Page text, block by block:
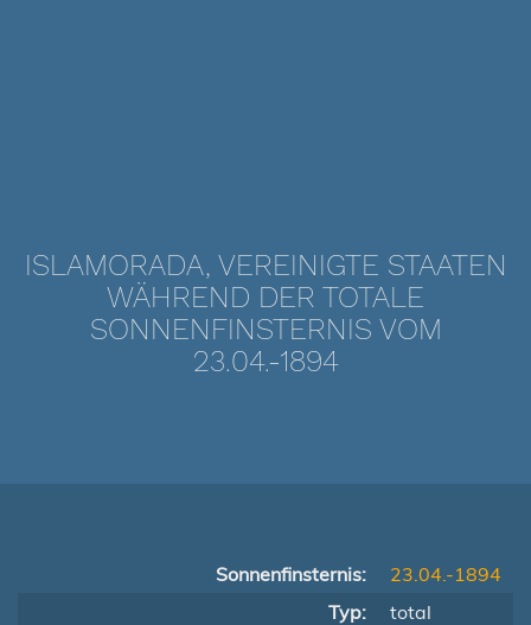
ISLAMORADA, VEREINIGTE STAATEN
WÄHREND DER TOTALE
SONNENFINSTERNIS VOM
23.04.-1894
Sonnenfinsternis:
23.04.-1894
Typ:
total